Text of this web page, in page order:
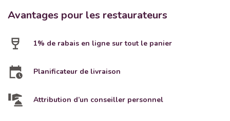
Avantages pour les restaurateurs
1% de rabais en ligne sur tout le panier
Planificateur de livraison
Attribution d’un conseiller personnel